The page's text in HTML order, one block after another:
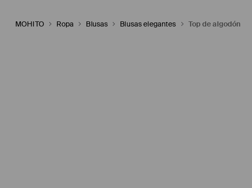
MOHITO Ropa Blusas Blusas elegantes Top de algodón